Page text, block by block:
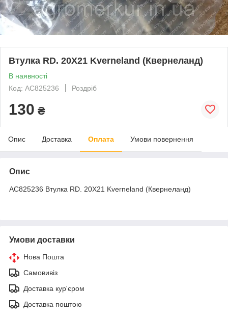
Втулка RD. 20X21 Kverneland (Квернеланд)
В наявності
Код: AC825236
Роздріб
130 ₴
Опис Доставка Оплата Умови повернення
Опис
AC825236 Втулка RD. 20X21 Kverneland (Квернеланд)
Умови доставки
Нова Пошта
Самовивіз
Доставка кур'єром
Доставка поштою